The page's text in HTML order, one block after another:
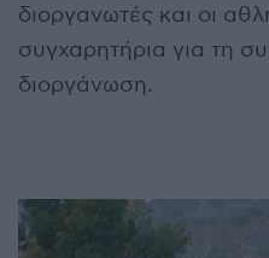
διοργανωτές και οι
συγχαρητήρια για τη
διοργάνωση.